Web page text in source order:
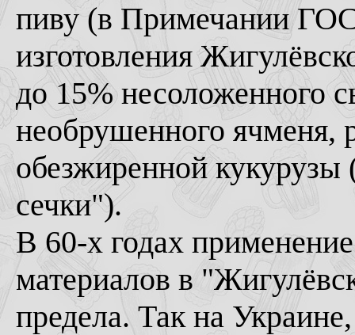
пиву (в Примечании
изготовления
до 15% несоложенного
необрушенного ячменя,
обезжиренной
сечки").
В 60-х годах
материалов в
предела. Так на